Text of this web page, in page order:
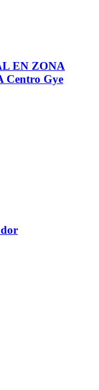
EN ZONA
Centro Gye